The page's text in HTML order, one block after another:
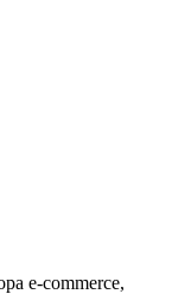
e-commerce,